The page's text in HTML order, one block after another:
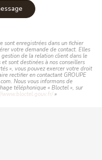
sont enregistrées dans un fichier
votre demande de contact. Elles
gestion de la relation client dans le
sont destinées à nos conseillers
», vous pouvez exercer votre droit
rectifier en contactant GROUPE
Nous vous informons de
téléphonique « Bloctel », sur
www.bloctel.gouv.fr/»